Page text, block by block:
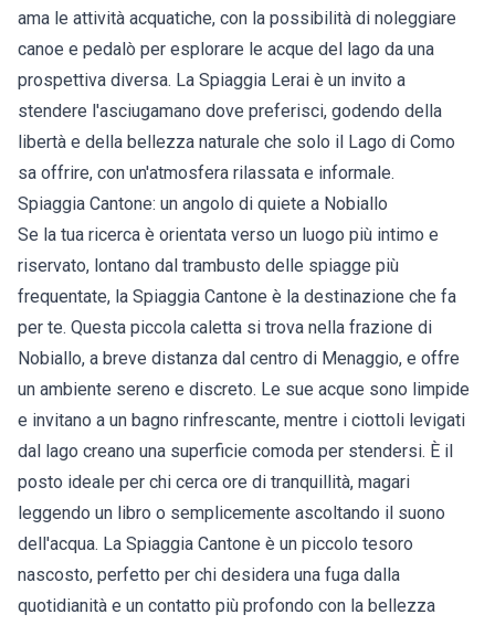
ama le attività acquatiche, con la possibilità di noleggiare
canoe e pedalò per esplorare le acque del lago da una
prospettiva diversa. La Spiaggia Lerai è un invito a
stendere l'asciugamano dove preferisci, godendo della
libertà e della bellezza naturale che solo il Lago di Como
sa offrire, con un'atmosfera rilassata e informale.
Spiaggia Cantone: un angolo di quiete a Nobiallo
Se la tua ricerca è orientata verso un luogo più intimo e
riservato, lontano dal trambusto delle spiagge più
frequentate, la Spiaggia Cantone è la destinazione che fa
per te. Questa piccola caletta si trova nella frazione di
Nobiallo, a breve distanza dal centro di Menaggio, e offre
un ambiente sereno e discreto. Le sue acque sono limpide
e invitano a un bagno rinfrescante, mentre i ciottoli levigati
dal lago creano una superficie comoda per stendersi. È il
posto ideale per chi cerca ore di tranquillità, magari
leggendo un libro o semplicemente ascoltando il suono
dell'acqua. La Spiaggia Cantone è un piccolo tesoro
nascosto, perfetto per chi desidera una fuga dalla
quotidianità e un contatto più profondo con la bellezza